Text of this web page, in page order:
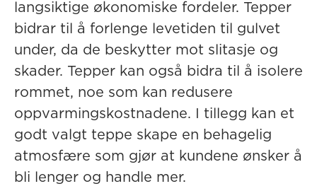
langsiktige økonomiske fordeler. Tepper
bidrar til å forlenge levetiden til gulvet
under, da de beskytter mot slitasje og
skader. Tepper kan også bidra til å isolere
rommet, noe som kan redusere
oppvarmingskostnadene. I tillegg kan et
godt valgt teppe skape en behagelig
atmosfære som gjør at kundene ønsker å
bli lenger og handle mer.